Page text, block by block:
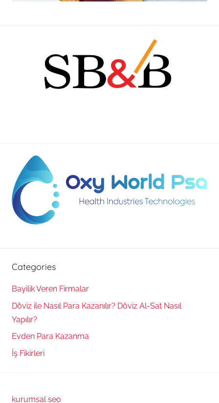
Categories
Bayilik Veren Firmalar
Döviz ile Nasıl Para Kazanılır? Döviz Al-Sat Nasıl
Yapılır?
Evden Para Kazanma
İş Fikirleri
kurumsal seo